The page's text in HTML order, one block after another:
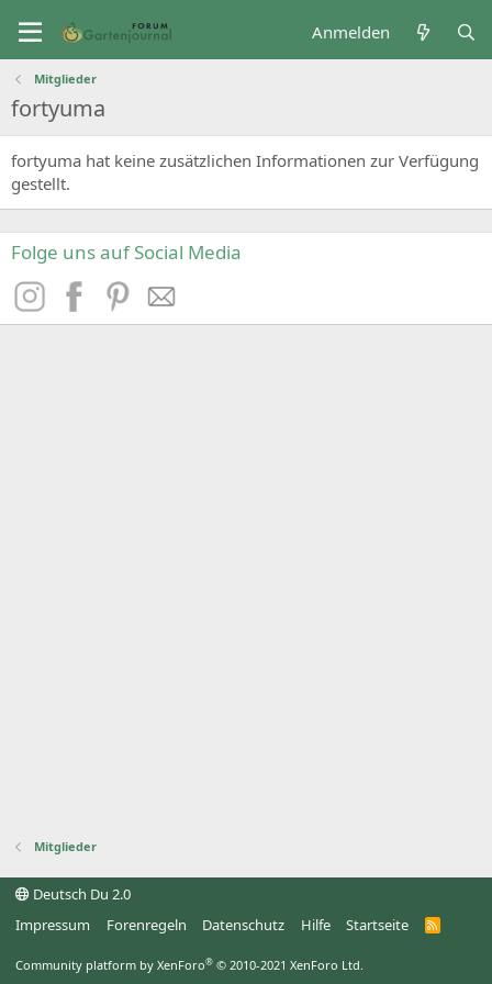
Anmelden
Mitglieder
fortyuma
fortyuma hat keine zusätzlichen Informationen zur Verfügung
gestellt.
Folge uns auf Social Media
Mitglieder
Deutsch Du 2.0
Impressum
Forenregeln Datenschutz Hilfe Startseite
R
Community platform by XenForo® © 2010-2021 XenForo Ltd.